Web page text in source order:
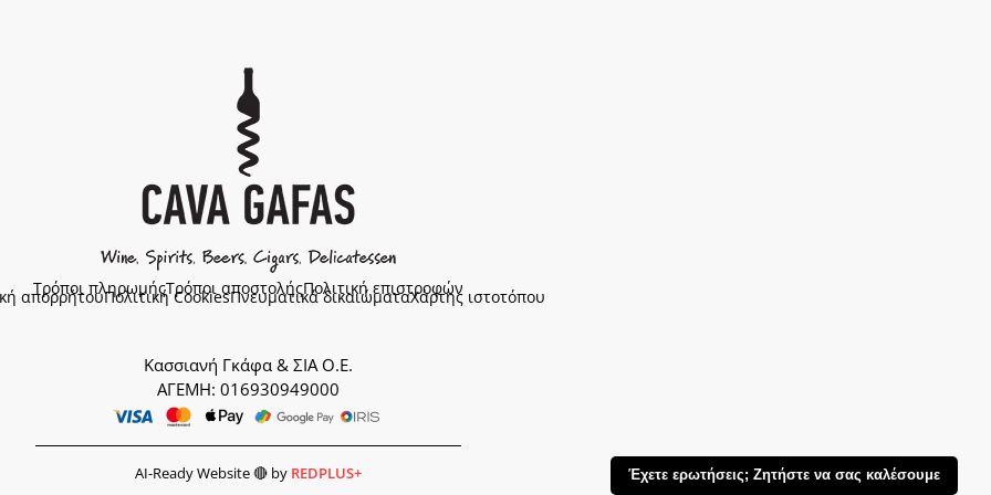
Έχετε ερωτήσεις; Ζητήστε να σας καλέσουμε
Τρόποι πληρωμήςΤρόποι αποστολήςΠολιτική επιστροφών
απορρήτουΠολιτική CookiesΠνευματικά δικαιώματαΧάρτης ιστοτόπου
Κασσιανή Γκάφα & ΣΙΑ Ο.Ε.
ΑΓΕΜΗ: 016930949000
AI-Ready Website 🔴 by REDPLUS+